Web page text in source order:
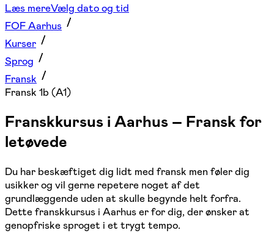
Læs mereVælg dato og tid
FOF Aarhus
Kurser
Sprog
Fransk
Fransk 1b (A1)
Franskkursus i Aarhus – Fransk for
letøvede
Du har beskæftiget dig lidt med fransk men føler dig
usikker og vil gerne repetere noget af det
grundlæggende uden at skulle begynde helt forfra.
Dette franskkursus i Aarhus er for dig, der ønsker at
genopfriske sproget i et trygt tempo.